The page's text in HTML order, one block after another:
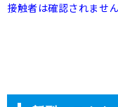
接触者は確認されません